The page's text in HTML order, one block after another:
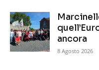
ancora
8 Agosto 2026